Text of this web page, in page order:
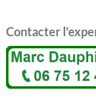
Contacter